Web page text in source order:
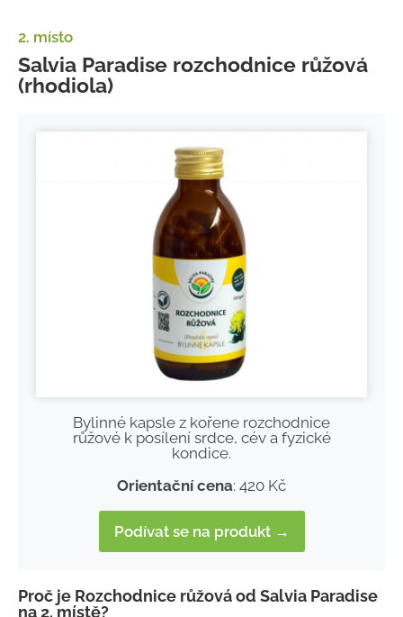
2. místo
Salvia Paradise rozchodnice růžová
(rhodiola)
Bylinné kapsle z kořene rozchodnice
růžové k posílení srdce, cév a fyzické
kondice.
Orientační cena: 420 Kč
Podívat se na produkt →
Proč je Rozchodnice růžová od Salvia Paradise
na 2. místě?